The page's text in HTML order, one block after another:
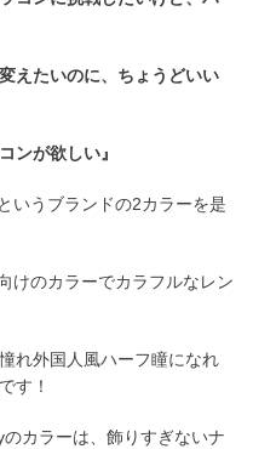
えたいのに、ちょうどいい
ンが欲しい』
いうブランドの2カラーを是
けのカラーでカラフルなレン
れ外国人風ハーフ瞳になれ
す！
カラーは、飾りすぎないナ